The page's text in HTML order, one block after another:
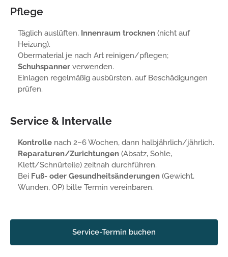
Pflege
Täglich auslüften, Innenraum trocknen (nicht auf
Heizung).
Obermaterial je nach Art reinigen/pflegen;
Schuhspanner verwenden.
Einlagen regelmäßig ausbürsten, auf Beschädigungen
prüfen.
Service & Intervalle
Kontrolle nach 2–6 Wochen, dann halbjährlich/jährlich.
Reparaturen/Zurichtungen (Absatz, Sohle,
Klett/Schnürteile) zeitnah durchführen.
Bei Fuß- oder Gesundheitsänderungen (Gewicht,
Wunden, OP) bitte Termin vereinbaren.
Service-Termin buchen